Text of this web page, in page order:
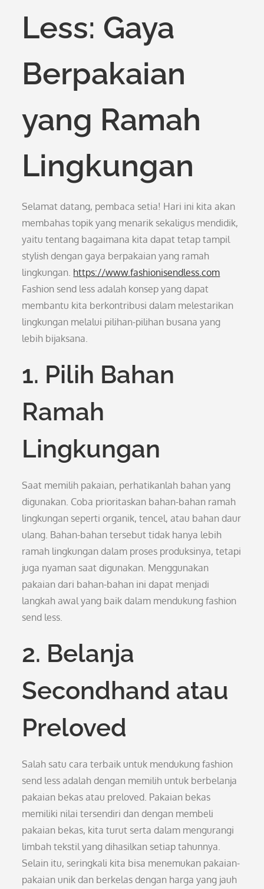
Less: Gaya
Berpakaian
yang Ramah
Lingkungan
Selamat datang, pembaca setia! Hari ini kita akan
membahas topik yang menarik sekaligus mendidik,
yaitu tentang bagaimana kita dapat tetap tampil
stylish dengan gaya berpakaian yang ramah
lingkungan. https://www.fashionisendless.com
Fashion send less adalah konsep yang dapat
membantu kita berkontribusi dalam melestarikan
lingkungan melalui pilihan-pilihan busana yang
lebih bijaksana.
1. Pilih Bahan
Ramah
Lingkungan
Saat memilih pakaian, perhatikanlah bahan yang
digunakan. Coba prioritaskan bahan-bahan ramah
lingkungan seperti organik, tencel, atau bahan daur
ulang. Bahan-bahan tersebut tidak hanya lebih
ramah lingkungan dalam proses produksinya, tetapi
juga nyaman saat digunakan. Menggunakan
pakaian dari bahan-bahan ini dapat menjadi
langkah awal yang baik dalam mendukung fashion
send less.
2. Belanja
Secondhand atau
Preloved
Salah satu cara terbaik untuk mendukung fashion
send less adalah dengan memilih untuk berbelanja
pakaian bekas atau preloved. Pakaian bekas
memiliki nilai tersendiri dan dengan membeli
pakaian bekas, kita turut serta dalam mengurangi
limbah tekstil yang dihasilkan setiap tahunnya.
Selain itu, seringkali kita bisa menemukan pakaian-
pakaian unik dan berkelas dengan harga yang jauh